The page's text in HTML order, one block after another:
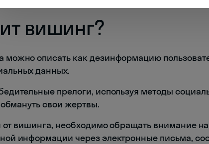
вишинг?
описать как дезинформацию
данных.
прелоги, используя методы
свои жертвы.
от вишинга, необходимо обращать внимание на
информации через электронные письма,